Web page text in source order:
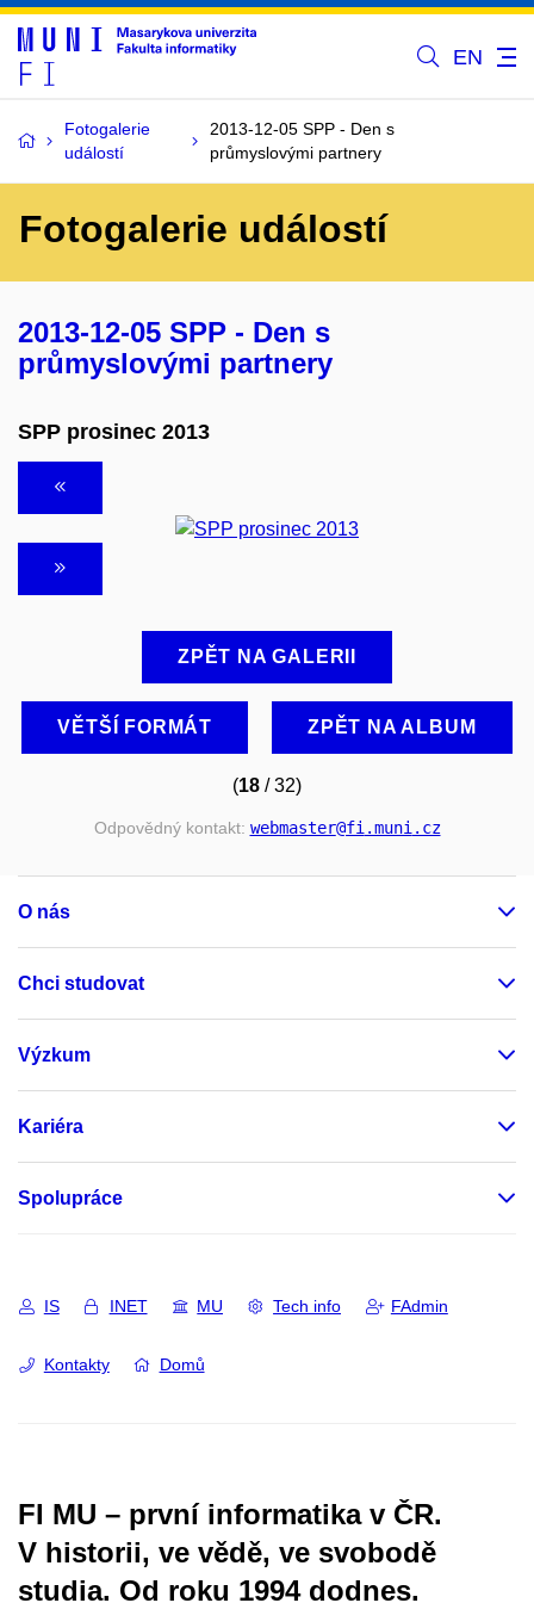
EN
Fotogalerie
událostí
2013-12-05 SPP - Den s
průmyslovými partnery
Fotogalerie událostí
2013-12-05 SPP - Den s
průmyslovými partnery
SPP prosinec 2013
ZPĚT NA GALERII
VĚTŠÍ FORMÁT ZPĚT NA ALBUM
(18 / 32)
Odpovědný kontakt: webmaster@fi.muni.cz
O nás
Chci studovat
Výzkum
Kariéra
Spolupráce
IS INET MU Tech info FAdmin
Kontakty Domů
FI MU – první informatika v ČR.
V historii, ve vědě, ve svobodě
studia. Od roku 1994 dodnes.